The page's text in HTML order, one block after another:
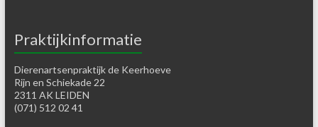
Praktijkinformatie
Dierenartsenpraktijk de Keerhoeve
Rijn en Schiekade 22
2311 AK LEIDEN
(071) 512 02 41